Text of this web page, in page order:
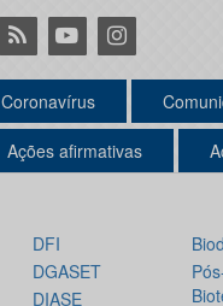
RSS YoutubeInstagram
Coronavírus
Ações afirmativas
DFI
DGASET
DIASE